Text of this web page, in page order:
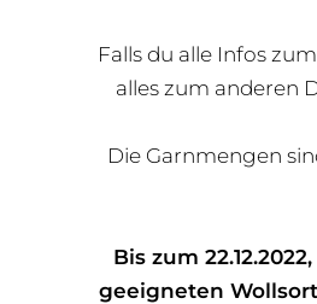
Falls du alle Infos
alles zum anderen
Die Garnmengen
Bis zum
geeigneten